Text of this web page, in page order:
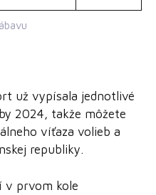
už vypísala jednotlivé
2024, takže môžete
víťaza volieb a
republiky.
v prvom kole